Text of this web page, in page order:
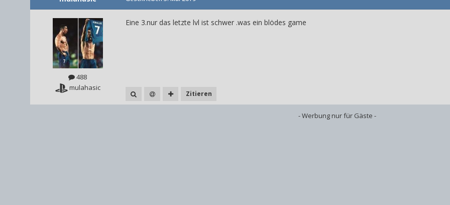
488
mulahasic
Eine 3.nur das letzte lvl ist schwer .was ein blödes game
Zitieren
- Werbung nur für Gäste -